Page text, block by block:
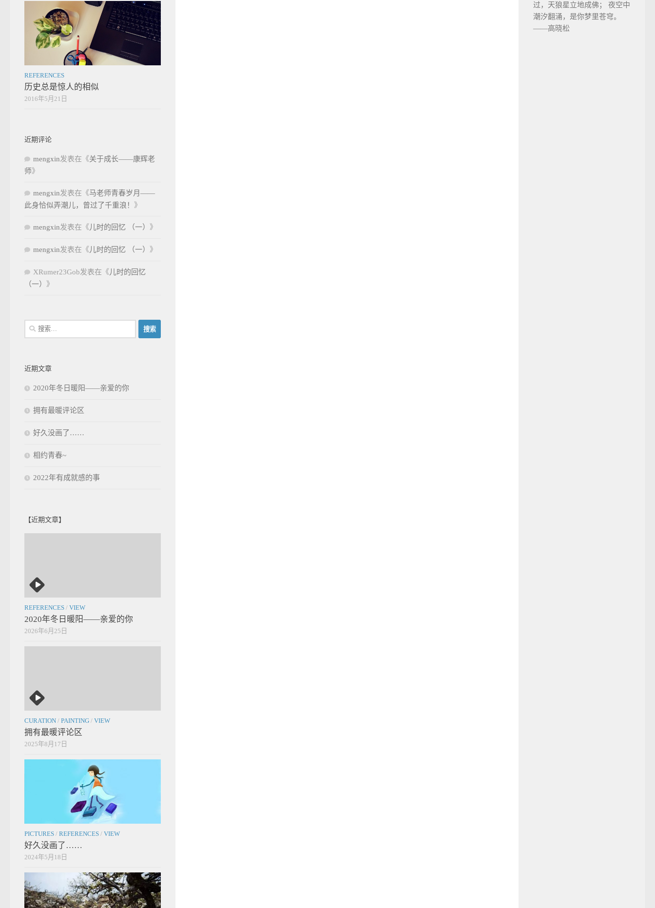
REFERENCES
历史总是惊人的相似
2016年5月21日
近期评论
mengxin发表在《关于成长——康辉老
师》
mengxin发表在《马老师青春岁月——
此身恰似弄潮儿，曾过了千重浪！ 》
mengxin发表在《儿时的回忆 （一） 》
mengxin发表在《儿时的回忆 （一） 》
XRumer23Gob发表在《儿时的回忆
（一） 》
搜
索：
近期文章
2020年冬日暖阳——亲爱的你
拥有最暖评论区
好久没画了……
相约青春~
2022年有成就感的事
【近期文章】
REFERENCES / VIEW
2020年冬日暖阳——亲爱的你
2026年6月25日
CURATION / PAINTING / VIEW
拥有最暖评论区
2025年8月17日
PICTURES / REFERENCES / VIEW
好久没画了……
2024年5月18日
过，天狼星立地成佛； 夜空中
潮汐翻涌，是你梦里苍穹。
——高晓松